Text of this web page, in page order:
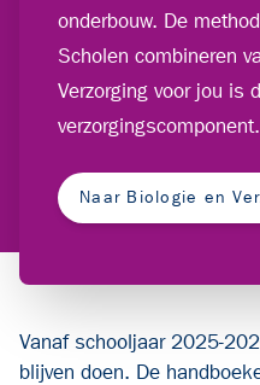
onderbouw. De
Scholen combineren
Verzorging voor jou is
verzorgingscomponent.
Naar Biologie en
Vanaf schooljaar 2025-
blijven doen. De